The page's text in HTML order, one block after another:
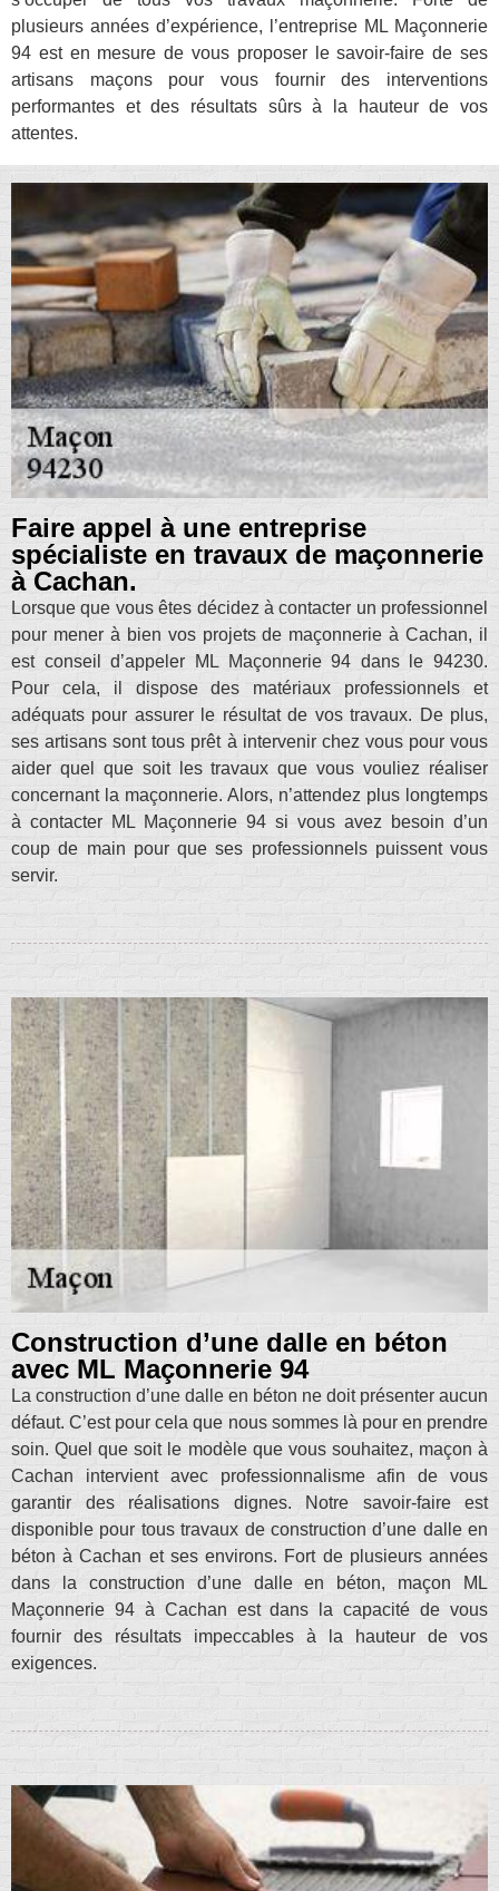
plusieurs années d’expérience, l’entreprise ML Maçonnerie
94 est en mesure de vous proposer le savoir-faire de ses
artisans maçons pour vous fournir des interventions
performantes et des résultats sûrs à la hauteur de vos
attentes.
Faire appel à une entreprise
spécialiste en travaux de maçonnerie
à Cachan.
Lorsque que vous êtes décidez à contacter un professionnel
pour mener à bien vos projets de maçonnerie à Cachan, il
est conseil d’appeler ML Maçonnerie 94 dans le 94230.
Pour cela, il dispose des matériaux professionnels et
adéquats pour assurer le résultat de vos travaux. De plus,
ses artisans sont tous prêt à intervenir chez vous pour vous
aider quel que soit les travaux que vous vouliez réaliser
concernant la maçonnerie. Alors, n’attendez plus longtemps
à contacter ML Maçonnerie 94 si vous avez besoin d’un
coup de main pour que ses professionnels puissent vous
servir.
Construction d’une dalle en béton
avec ML Maçonnerie 94
La construction d’une dalle en béton ne doit présenter aucun
défaut. C’est pour cela que nous sommes là pour en prendre
soin. Quel que soit le modèle que vous souhaitez, maçon à
Cachan intervient avec professionnalisme afin de vous
garantir des réalisations dignes. Notre savoir-faire est
disponible pour tous travaux de construction d’une dalle en
béton à Cachan et ses environs. Fort de plusieurs années
dans la construction d’une dalle en béton, maçon ML
Maçonnerie 94 à Cachan est dans la capacité de vous
fournir des résultats impeccables à la hauteur de vos
exigences.